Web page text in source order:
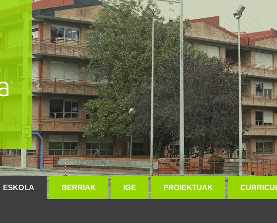
ESKOLA BERRIAK IGE PROIEKTUAK